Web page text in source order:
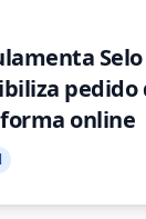
Selo
pedido
online